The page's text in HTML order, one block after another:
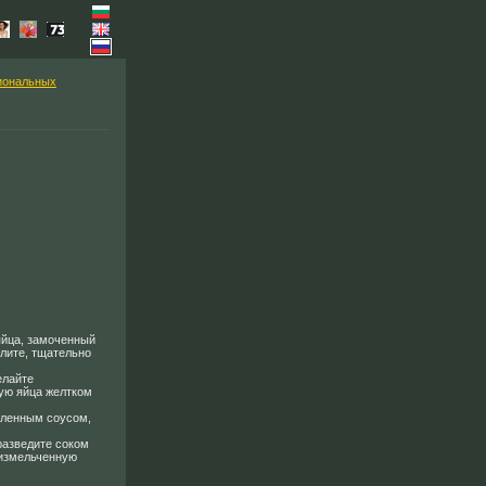
замоченный
тщательно
яйца желтком
соусом,
соком